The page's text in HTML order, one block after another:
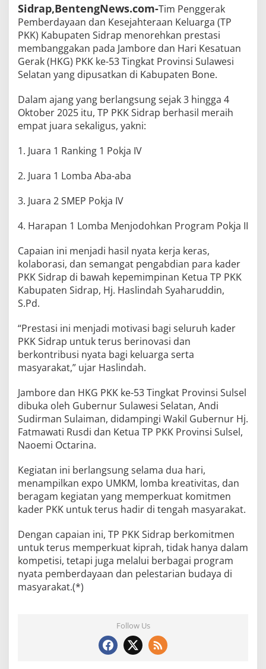
Sidrap,BentengNews.com-Tim Penggerak
Pemberdayaan dan Kesejahteraan Keluarga (TP
PKK) Kabupaten Sidrap menorehkan prestasi
membanggakan pada Jambore dan Hari Kesatuan
Gerak (HKG) PKK ke-53 Tingkat Provinsi Sulawesi
Selatan yang dipusatkan di Kabupaten Bone.
Dalam ajang yang berlangsung sejak 3 hingga 4
Oktober 2025 itu, TP PKK Sidrap berhasil meraih
empat juara sekaligus, yakni:
1. Juara 1 Ranking 1 Pokja IV
2. Juara 1 Lomba Aba-aba
3. Juara 2 SMEP Pokja IV
4. Harapan 1 Lomba Menjodohkan Program Pokja II
Capaian ini menjadi hasil nyata kerja keras,
kolaborasi, dan semangat pengabdian para kader
PKK Sidrap di bawah kepemimpinan Ketua TP PKK
Kabupaten Sidrap, Hj. Haslindah Syaharuddin,
S.Pd.
“Prestasi ini menjadi motivasi bagi seluruh kader
PKK Sidrap untuk terus berinovasi dan
berkontribusi nyata bagi keluarga serta
masyarakat,” ujar Haslindah.
Jambore dan HKG PKK ke-53 Tingkat Provinsi Sulsel
dibuka oleh Gubernur Sulawesi Selatan, Andi
Sudirman Sulaiman, didampingi Wakil Gubernur Hj.
Fatmawati Rusdi dan Ketua TP PKK Provinsi Sulsel,
Naoemi Octarina.
Kegiatan ini berlangsung selama dua hari,
menampilkan expo UMKM, lomba kreativitas, dan
beragam kegiatan yang memperkuat komitmen
kader PKK untuk terus hadir di tengah masyarakat.
Dengan capaian ini, TP PKK Sidrap berkomitmen
untuk terus memperkuat kiprah, tidak hanya dalam
kompetisi, tetapi juga melalui berbagai program
nyata pemberdayaan dan pelestarian budaya di
masyarakat.(*)
Follow Us